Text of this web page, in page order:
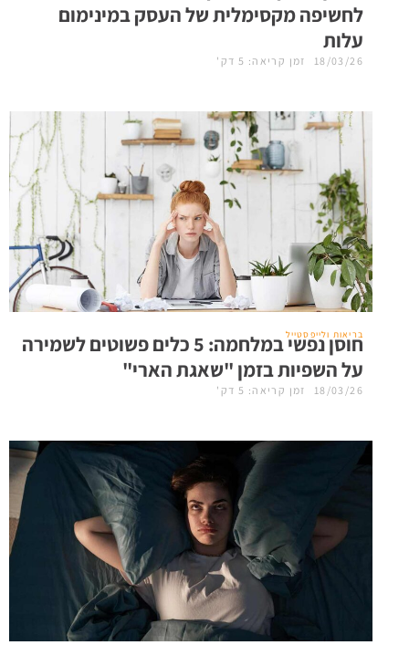
לחשיפה מקסימלית של העסק במינימום
עלות
18/03/26 זמן קריאה: 5 דק'
בריאות ולייפסטייל
חוסן נפשי במלחמה: 5 כלים פשוטים לשמירה
על השפיות בזמן "שאגת הארי"
18/03/26 זמן קריאה: 5 דק'